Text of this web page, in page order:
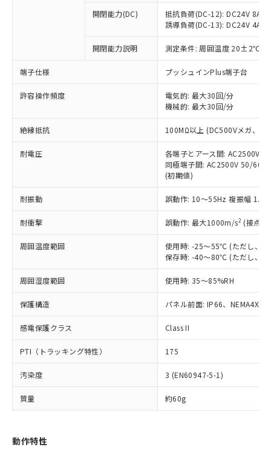
開閉能力(DC)
抵抗負荷(DC-12): DC24V 8A/
誘導負荷(DC-13): DC24V 4A/
開閉能力説明 測定条件: 周囲温度 20±2℃、
端子仕様 プッシュインPlus端子台
許容操作頻度
電気的: 最大30回/分
機械的: 最大30回/分
絶縁抵抗 100MΩ以上 (DC500Vメガ、点
耐電圧
各端子とアース間: AC2500V
同極端子間: AC2500V 50/
(初期値)
耐振動 誤動作: 10～55Hz 複振幅
耐衝撃 誤動作: 最大1000m/s2 (接点
周囲温度範囲
使用時: -25～55℃ (ただし、氷
保存時: -40～80℃ (ただし、氷
周囲湿度範囲 使用時: 35～85%RH
保護構造 パネル前面: IP66、NEMA4X,
感電保護クラス Class II
PTI（トラッキング特性） 175
汚染度 3 (EN60947-5-1)
質量 約60g
動作特性
商品の当社在庫状況および標準価格
(税抜)を提供させていただくもので
当社制御機器事業取扱商品の中には、
本サービスの対象外となる商品もある
ことをご了承ください。
在庫状況および標準価格照会結果は、
記載している更新日時点での社内デー
タに基づき作成されるものであり、閲
覧された時点での実際の在庫および標
準価格とは異なる場合があることをご
正式な納期状況および標準価格はお客
様のお取引先、またはお客様担当のオ
ムロン制御機器販売店・当社販売員に
オムロン制御機器販売店や当社販売拠
販売ネットワーク
」をご確認
在庫状況および標準価格結果を当社の
事前の承諾なく第三者に漏洩または開
示しないようお願いします。
マイパーツ機能（部品リスト作成サー
ビス）をご利用いただくには、I-Web
メンバーズにご登録されている必要が
あります。
お客様が当ウェブサイト上で当社にご
登録された部品リストについて、当社
および当社の共同利用者が、当社の製
品・サービスに関するお客様との取
引・商談に必要な範囲で利用すること
非含有の対応状況を調査中または確認中の
非該当品：ライセンス料など無形物で、有
害物質有無と関係のない商品です。
いたものが、含有品と判明した場合などや
むを得ず変更することがあります。
鉛(Pb) 1000ppm以下、 水銀(Hg) 1000ppm以下、 カド
六価クロム(Cr(Ⅵ)) 1000ppm以下、ポリ臭化ビフェニル
類(PBB) 1000ppm以下、ポリ臭化ジフェニルエーテル類
(PBDE) 1000ppm以下、フタル酸ビス(2-エチルヘキシ
ル) (DEHP)(別名：DOP) 1000ppm以下、フタル酸ブチ
ルベンジル（BBP） 1000ppm以下、フタル酸ジブチル
（DBP） 1000ppm以下、フタル酸ジイソブチル
但し、RoHS指令で産業用監視および制御機器に対する
図的な使用がないことを確認しています。
部品在庫の切り替え状況などにより、予定
月が前後することがあります。
※3 非含有証明書ダウンロード
下記の非含有証明書をダウンロードするこ
EU RoHS指令（10物質）の非含有証明書
「○」：最大均質材料含有率が中国RoHSの
基準値以下であることを示します。
「×」：最大均質材料含有率が中国RoHSの
基準値を超えていることを示します。
い合わせください。
*中国RoHS10物質の基準値 (GB/T26572)：
Pb(鉛) :1000ppm、 Hg(水銀) : 1000ppm、 Cd(カドミウ
ム) : 100ppm、
Cr(Ⅵ)(六価クロム) : 1000ppm、 PBBs(ポリ臭化ビフェ
ニル類) : 1000ppm、 PBDEs(ポリ臭化ジフェニルエーテ
DBP(フタル酸ジブチル) : 1000ppm、 DIBP(フタル酸ジ
イソブチル) : 1000ppm、 BBP(フタル酸ブチルベンジ
DEHP(フタル酸ビス(2-エチルヘキシル)) : 1000ppm
「ｅ」：有害物質（10物質）のすべてが基
準値以下であることを示します。
「10」：通常の使用状況下において有害物
質が外部に漏えいし、環境に深刻な影響を
及ぼさない年数を意味します。
「－」：未確認です。当社販売部門へお問
当社は、これら貴社製品のうち、外国
為替および外国貿易法に定める商品
（以下｢規制貨物等」という）を輸出
または国外への提供する場合は、日本
国政府の輸出許可(または役務取引許
可)を取得するなどの必要な手続きを
当社は規制貨物を破棄する場合は、完
全に破砕するなど、違法に輸出されな
いよう必要な手段を講じます。
当社は貴社製品を、核兵器、ミサイ
ル、化学兵器、生物兵器またはその他
武器並びにこれらの製造装置等に一切
当社は、貴社製品を第三者に販売する
場合は、上記1、2および3の内容を当
該第三者に通知します。また当社は、
販売先および販売に係わる関係者が違
法に輸出するおそれがある場合は、取
り引きをいたしません。
キャンセル
一定数以上の在庫あり
一定数には満たないが在庫あり
在庫なし(最新の在庫状況につ
いては、お客様のお取引先、ま
たはお客様担当のオムロン制御
機器販売店・当社販売員にご確
受注生産機種、また在庫状況の
情報を公開していない機種